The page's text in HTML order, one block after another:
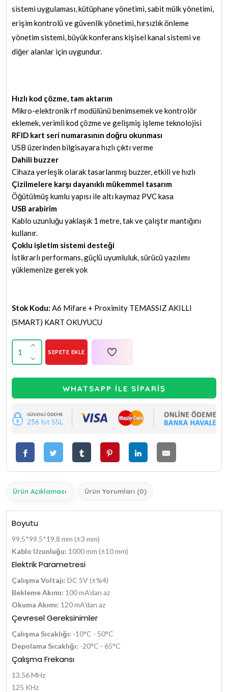
sistemi uygulaması, kütüphane yönetimi, sabit mülk yönetimi,
erişim kontrolü ve güvenlik yönetimi, hırsızlık önleme
yönetim sistemi, büyük konferans kişisel kanal sistemi ve
diğer alanlar için uygundur.
Hızlı kod çözme, tam aktarım
Mikro-elektronik rf modülünü benimsemek ve kontrolör
eklemek, verimli kod çözme ve gelişmiş işleme teknolojisi
RFID kart seri numarasının doğru okunması
USB üzerinden bilgisayara hızlı çıktı verme
Dahili buzzer
Cihaza yerleşik olarak tasarlanmış buzzer, etkili ve hızlı
Çizilmelere karşı dayanıklı mükemmel tasarım
Öğütülmüş kumlu yapısı ile altı kaymaz PVC kasa
USB arabirim
Kablo uzunluğu yaklaşık 1 metre, tak ve çalıştır mantığını
kullanır.
Çoklu işletim sistemi desteği
İstikrarlı performans, güçlü uyumluluk, sürücü yazılımı
yüklemenize gerek yok
Stok Kodu: A6 Mifare + Proximity TEMASSIZ AKILLI
(SMART) KART OKUYUCU
1 SEPETE EKLE
WHATSAPP İLE SİPARİŞ
Ürün Açıklaması Ürün Yorumları (0)
Boyutu
99.5*99.5*19.8 mm (±3 mm)
Kablo Uzunluğu: 1000 mm (±10 mm)
Elektrik Parametresi
Çalışma Voltajı: DC 5V (±%4)
Bekleme Akımı: 100 mA'dan az
Okuma Akımı: 120 mA'dan az
Çevresel Gereksinimler
Çalışma Sıcaklığı: -10°C - 50°C
Depolama Sıcaklığı: -20°C - 65°C
Çalışma Frekansı
13.56 MHz
125 KHz